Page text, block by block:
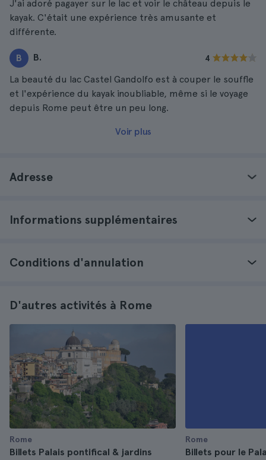
J'ai adoré pagayer sur le lac et voir le château depuis le
kayak. C'était une expérience très amusante et
différente.
B B. 4
La beauté du lac Castel Gandolfo est à couper le souffle
et l'expérience du kayak inoubliable, même si le voyage
depuis Rome peut être un peu long.
Voir plus
Adresse
Informations supplémentaires
Conditions d'annulation
D'autres activités à Rome
Rome
Billets Palais pontifical & jardins
Rome
Billets pour le